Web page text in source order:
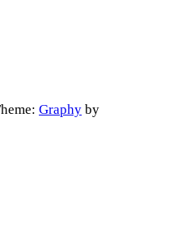
Graphy by